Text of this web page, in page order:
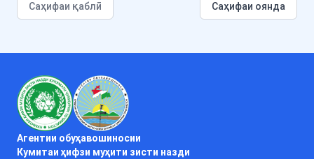
Cаҳифаи қаблӣ Саҳифаи оянда
Агентии обуҳавошиносии
Кумитаи ҳифзи муҳити зисти назди